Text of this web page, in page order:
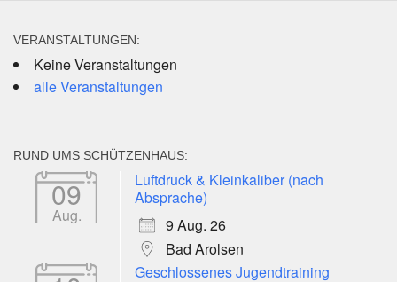
VERANSTALTUNGEN:
Keine Veranstaltungen
alle Veranstaltungen
RUND UMS SCHÜTZENHAUS:
09
Aug.
Luftdruck & Kleinkaliber (nach
Absprache)
9 Aug. 26
Bad Arolsen
Geschlossenes Jugendtraining